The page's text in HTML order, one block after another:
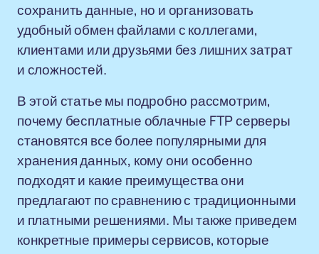
сохранить данные, но и организовать
удобный обмен файлами с коллегами,
клиентами или друзьями без лишних затрат
и сложностей.
В этой статье мы подробно рассмотрим,
почему бесплатные облачные FTP серверы
становятся все более популярными для
хранения данных, кому они особенно
подходят и какие преимущества они
предлагают по сравнению с традиционными
и платными решениями. Мы также приведем
конкретные примеры сервисов, которые